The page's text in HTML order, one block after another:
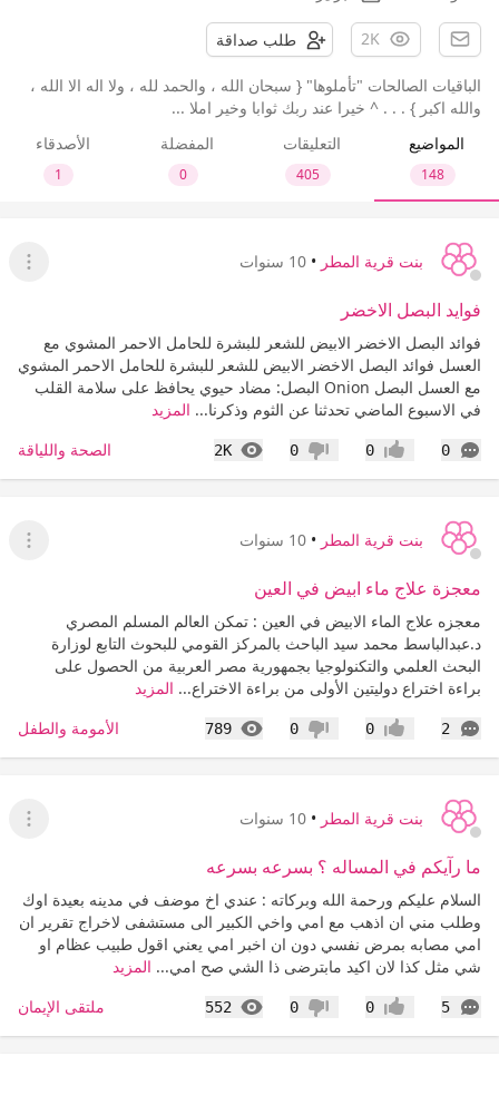
2K طلب صداقة
الباقيات الصالحات "تأملوها" { سبحان الله ، والحمد لله ، ولا اله الا الله ،
والله اكبر } . . . ^ خيرا عند ربك ثوابا وخير املا ...
المواضيع
148
التعليقات
405
المفضلة
0
الأصدقاء
1
بنت قرية المطر • 10 سنوات
عرض
فوايد البصل الاخضر
فوائد البصل الاخضر الابيض للشعر للبشرة للحامل الاحمر المشوي مع
العسل فوائد البصل الاخضر الابيض للشعر للبشرة للحامل الاحمر المشوي
مع العسل البصل Onion البصل: مضاد حيوي يحافظ على سلامة القلب
في الاسبوع الماضي تحدثنا عن الثوم وذكرنا... المزيد
0
التعليقات إعجاب0 عدم إعجاب
0
2K
المشاهدات الصحة واللياقة
بنت قرية المطر • 10 سنوات
عرض
معجزة علاج ماء ابيض في العين
معجزه علاج الماء الابيض في العين : تمكن العالم المسلم المصري
د.عبدالباسط محمد سيد الباحث بالمركز القومي للبحوث التابع لوزارة
البحث العلمي والتكنولوجيا بجمهورية مصر العربية من الحصول على
براءة اختراع دوليتين الأولى من براءة الاختراع... المزيد
2
التعليقات إعجاب0 عدم إعجاب
0
789
المشاهدات الأمومة والطفل
بنت قرية المطر • 10 سنوات
عرض
ما رآيكم في المساله ؟ بسرعه بسرعه
السلام عليكم ورحمة الله وبركاته : عندي اخ موضف في مدينه بعيدة اوك
وطلب مني ان اذهب مع امي واخي الكبير الى مستشفى لاخراج تقرير ان
امي مصابه بمرض نفسي دون ان اخبر امي يعني اقول طبيب عظام او
شي مثل كذا لان اكيد مابترضى ذا الشي صح امي... المزيد
5
التعليقات إعجاب0 عدم إعجاب
0
552
المشاهدات ملتقى الإيمان